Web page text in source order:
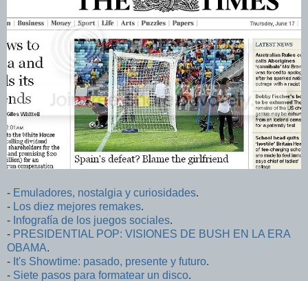
- Emuladores, nostalgia y curiosidades.
- Los diez mejores remakes.
- Infografía de los juegos sociales.
- PRESIDENTIAL POP: VISIONES DE BUSH EN LA ERA
OBAMA.
- It's Showtime: pasado, presente y futuro.
- Siete pasos para formatear un disco.